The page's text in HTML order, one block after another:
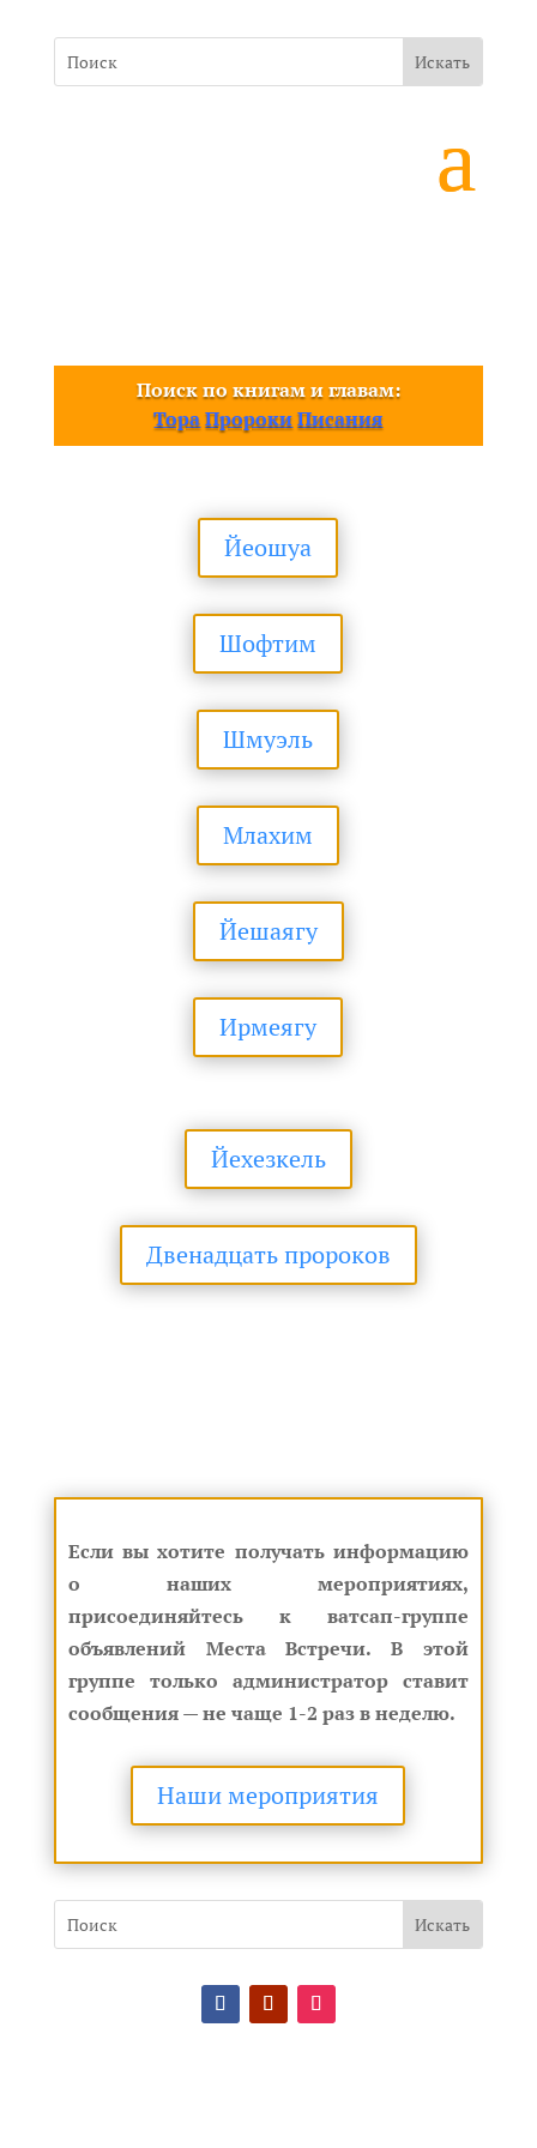
Поиск по книгам и главам:
Тора Пророки Писания
Йеошуа
Шофтим
Шмуэль
Млахим
Йешаягу
Ирмеягу
Йехезкель
Двенадцать пророков
Если вы хотите получать информацию
о наших мероприятиях,
присоединяйтесь к ватсап-группе
объявлений Места Встречи. В этой
группе только администратор ставит
сообщения — не чаще 1-2 раз в неделю.
Наши мероприятия